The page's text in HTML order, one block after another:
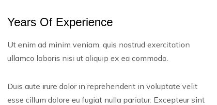
Years Of Experience
Ut enim ad minim veniam, quis nostrud exercitation
ullamco laboris nisi ut aliquip ex ea commodo.
Duis aute irure dolor in reprehenderit in voluptate velit
esse cillum dolore eu fugiat nulla pariatur. Excepteur sint